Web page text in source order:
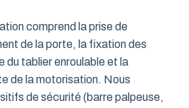
comprend la prise de
de la porte, la fixation des
du tablier enroulable et la
de la motorisation. Nous
de sécurité (barre palpeuse,